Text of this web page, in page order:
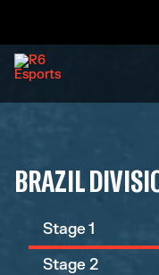
BRAZIL
Stage 1
Stage 2